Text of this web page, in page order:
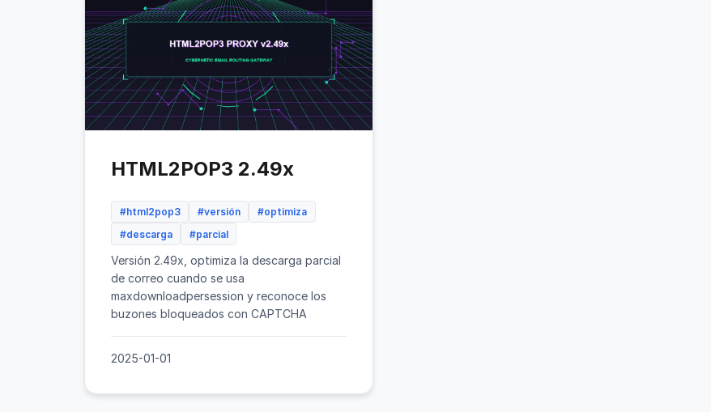
HTML2POP3 2.49x
#html2pop3 #versión
#optimiza
#descarga
#parcial
Versión 2.49x, optimiza la descarga parcial
de correo cuando se usa
maxdownloadpersession y reconoce los
buzones bloqueados con CAPTCHA
2025-01-01